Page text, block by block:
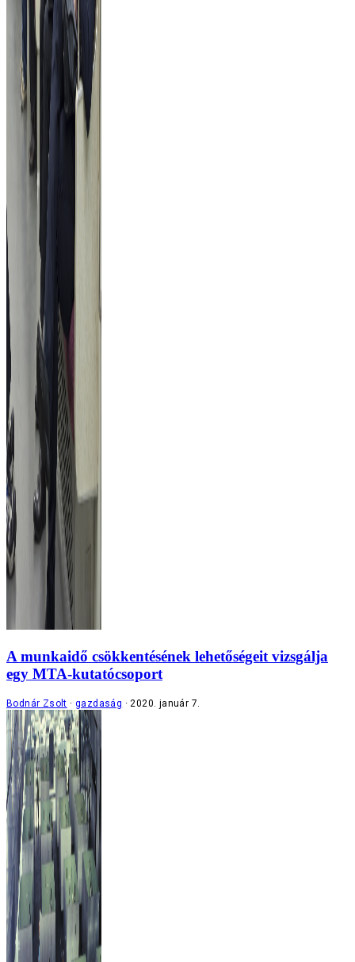
A munkaidő csökkentésének lehetőségeit vizsgálja
egy MTA-kutatócsoport
Bodnár Zsolt gazdaság 2020. január 7.